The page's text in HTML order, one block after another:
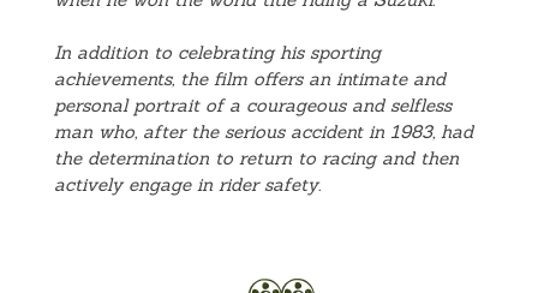
In addition to celebrating his sporting
achievements, the film offers an intimate and
personal portrait of a courageous and selfless
man who, after the serious accident in 1983, had
the determination to return to racing and then
actively engage in rider safety.